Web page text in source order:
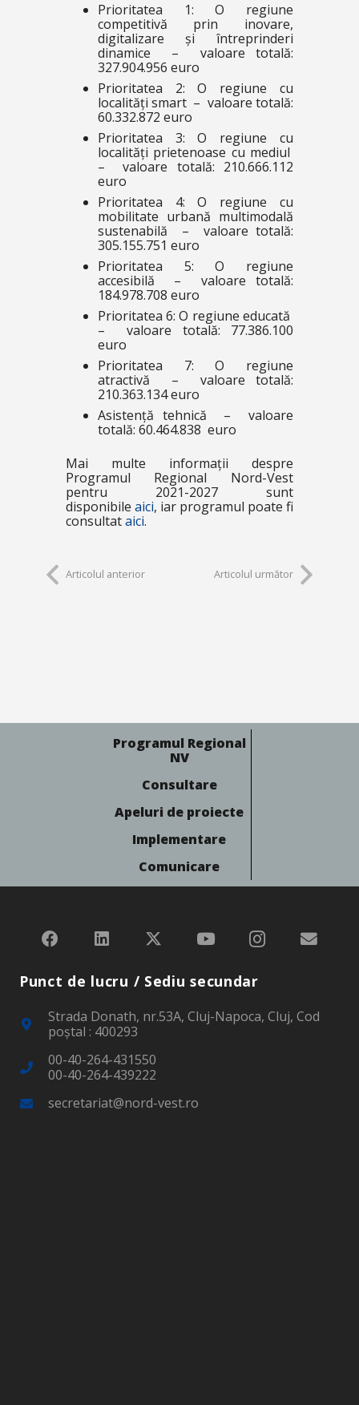
Prioritatea 1: O regiune
competitivă prin inovare,
digitalizare și întreprinderi
dinamice – valoare totală:
327.904.956 euro
Prioritatea 2: O regiune cu
localități smart – valoare totală:
60.332.872 euro
Prioritatea 3: O regiune cu
localități prietenoase cu mediul
– valoare totală: 210.666.112
euro
Prioritatea 4: O regiune cu
mobilitate urbană multimodală
sustenabilă – valoare totală:
305.155.751 euro
Prioritatea 5: O regiune
accesibilă – valoare totală:
184.978.708 euro
Prioritatea 6: O regiune educată
– valoare totală: 77.386.100
euro
Prioritatea 7: O regiune
atractivă – valoare totală:
210.363.134 euro
Asistență tehnică – valoare
totală: 60.464.838 euro
Mai multe informații despre
Programul Regional Nord-Vest
pentru 2021-2027 sunt
disponibile aici, iar programul poate fi
consultataici.
Articolul anterior Articolul următor
Programul Regional
NV
Consultare
Apeluri de proiecte
Implementare
Comunicare
Punct de lucru / Sediu secundar
Strada Donath, nr.53A, Cluj-Napoca, Cluj, Cod
poştal : 400293
00-40-264-431550
00-40-264-439222
secretariat@nord-vest.ro